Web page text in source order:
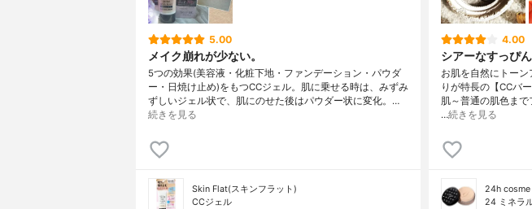
5.00
メイク崩れが少ない。
5つの効果(美容液・化粧下地・ファンデーション・パウダ
ー・日焼け止め)をもつCCジェル。肌に乗せる時は、みずみ
ずしいジェル状で、肌にのせた後はパウダー状に変化。…
続きを見る
Skin Flat(スキンフラット)
CCジェル
4.00
シアーなすっぴ
お肌を自然にトー
りが特長の【CCバ
肌～普通の肌色まで
…続きを見る
24h cosme
24 ミネラ